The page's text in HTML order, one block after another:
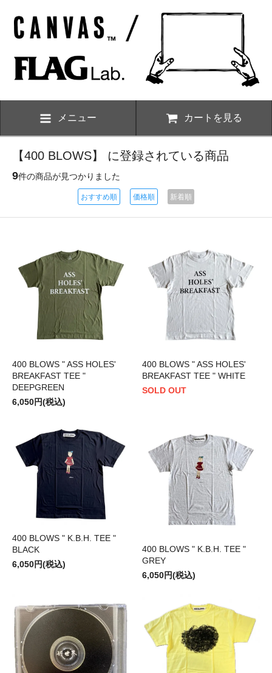
メニュー カートを見る
【400 BLOWS】 に登録されている商品
9件の商品が見つかりました
おすすめ順 価格順 新着順
400 BLOWS " ASS HOLES'
BREAKFAST TEE "
DEEPGREEN
6,050円(税込)
400 BLOWS " ASS HOLES'
BREAKFAST TEE " WHITE
SOLD OUT
400 BLOWS " K.B.H. TEE "
BLACK
6,050円(税込)
400 BLOWS " K.B.H. TEE "
GREY
6,050円(税込)